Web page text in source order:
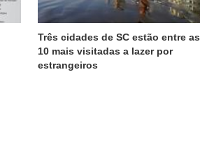
Três cidades de SC estão entre as
10 mais visitadas a lazer por
estrangeiros